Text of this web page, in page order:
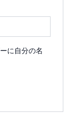
に自分の名